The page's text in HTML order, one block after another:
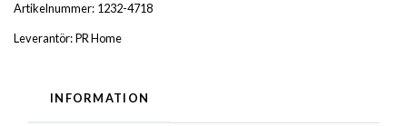
Artikelnummer: 1232-4718
Leverantör:PR Home
INFORMATION